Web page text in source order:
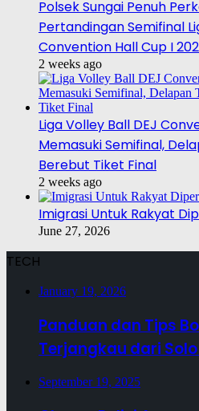
Polsek Sungai Penuh
Pertandingan Semifinal
Convention Hall Cup I
2 weeks ago
Liga Volley Ball DEJ
Memasuki Semifinal,
Berebut Tiket Final
2 weeks ago
Imigrasi Untuk Rakyat
June 27, 2026
TECH
January 19, 2026
Panduan dan Tips
Terjangkau dari
September 19, 2025